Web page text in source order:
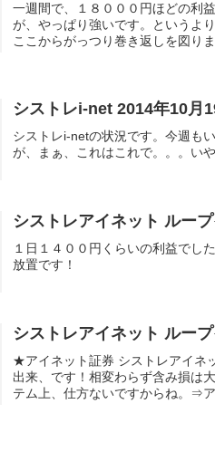
一週間で、１８０００円ほどの利
が、やっぱり強いです。というよ
ここからがっつり巻き返しを図りま
シストレi-net 2014年10月
シストレi-netの状況です。今週も
が、まぁ、これはこれで。。。い
シストレアイネット ルー
１日１４００円くらいの利益でし
放置です！
シストレアイネット ルー
★アイネット証券 シストレアイネ
出来、です！相変わらず含み損は
テム上、仕方ないですからね。⇒